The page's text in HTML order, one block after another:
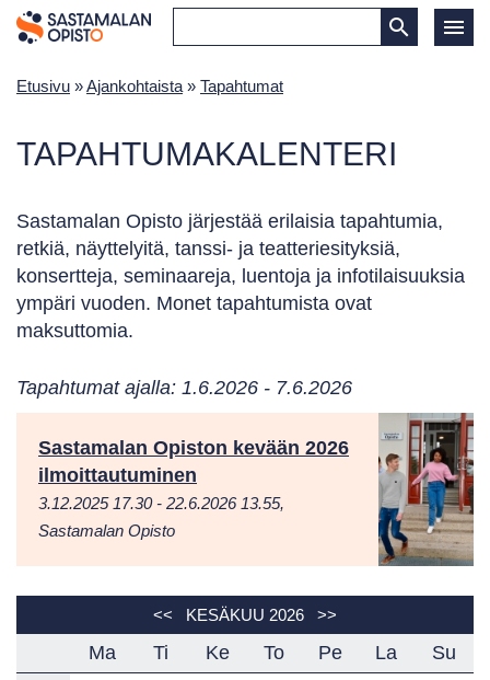
Etusivu »Ajankohtaista » Tapahtumat
TAPAHTUMAKALENTERI
Sastamalan Opisto järjestää erilaisia tapahtumia,
retkiä, näyttelyitä, tanssi- ja teatteriesityksiä,
konsertteja, seminaareja, luentoja ja infotilaisuuksia
ympäri vuoden. Monet tapahtumista ovat
maksuttomia.
Tapahtumat ajalla: 1.6.2026 - 7.6.2026
Sastamalan Opiston kevään 2026
ilmoittautuminen
3.12.2025 17.30 - 22.6.2026 13.55,
Sastamalan Opisto
<< KESÄKUU 2026 >>
Ma Ti Ke To Pe La
Su